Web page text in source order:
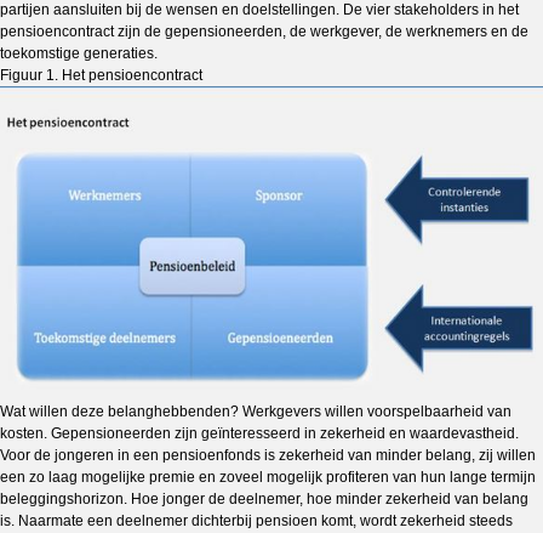
partijen aansluiten bij de wensen en doelstellingen. De vier stakeholders in het
pensioencontract zijn de gepensioneerden, de werkgever, de werknemers en de
toekomstige generaties.
Figuur 1. Het pensioencontract
Wat willen deze belanghebbenden? Werkgevers willen voorspelbaarheid van
kosten. Gepensioneerden zijn geïnteresseerd in zekerheid en waardevastheid.
Voor de jongeren in een pensioenfonds is zekerheid van minder belang, zij willen
een zo laag mogelijke premie en zoveel mogelijk profiteren van hun lange termijn
beleggingshorizon. Hoe jonger de deelnemer, hoe minder zekerheid van belang
is. Naarmate een deelnemer dichterbij pensioen komt, wordt zekerheid steeds